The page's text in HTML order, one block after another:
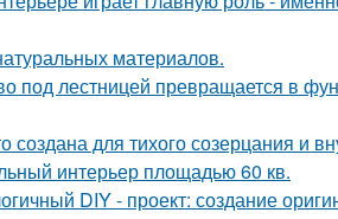
материалов.
под лестницей превращается в
создана для тихого созерцания и
интерьер площадью 60 кв.
DIY - проект: создание